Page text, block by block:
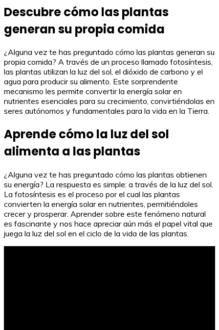
Descubre cómo las plantas
generan su propia comida
¿Alguna vez te has preguntado cómo las plantas generan su
propia comida? A través de un proceso llamado fotosíntesis,
las plantas utilizan la luz del sol, el dióxido de carbono y el
agua para producir su alimento. Este sorprendente
mecanismo les permite convertir la energía solar en
nutrientes esenciales para su crecimiento, convirtiéndolas en
seres autónomos y fundamentales para la vida en la Tierra.
Aprende cómo la luz del sol
alimenta a las plantas
¿Alguna vez te has preguntado cómo las plantas obtienen
su energía? La respuesta es simple: a través de la luz del sol.
La fotosíntesis es el proceso por el cual las plantas
convierten la energía solar en nutrientes, permitiéndoles
crecer y prosperar. Aprender sobre este fenómeno natural
es fascinante y nos hace apreciar aún más el papel vital que
juega la luz del sol en el ciclo de la vida de las plantas.